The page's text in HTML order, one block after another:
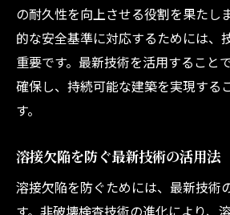
の耐久性を向上させる役割を果たし
的な安全基準に対応するためには、
重要です。最新技術を活用すること
確保し、持続可能な建築を実現する
す。
溶接欠陥を防ぐ最新技術の活用法
溶接欠陥を防ぐためには、最新技術
す。非破壊検査技術の進化により、